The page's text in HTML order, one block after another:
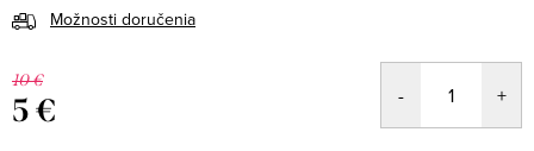
Možnosti doručenia
10 €
5 €